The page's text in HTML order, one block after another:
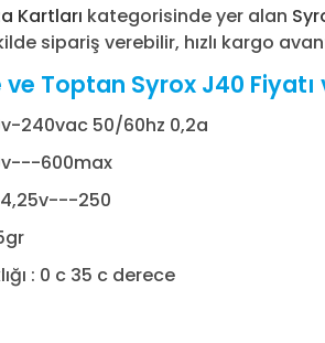
Kartları kategorisinde yer alan
sipariş verebilir, hızlı kargo
Toptan Syrox J40 Fiyatı
240vac 50/60hz 0,2a
600max
4,25v---250
: 0 c 35 c derece